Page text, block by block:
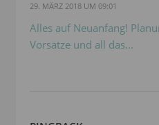
29. MÄRZ 2018 UM 09:01
Alles auf Neuanfang!
Vorsätze und all das...